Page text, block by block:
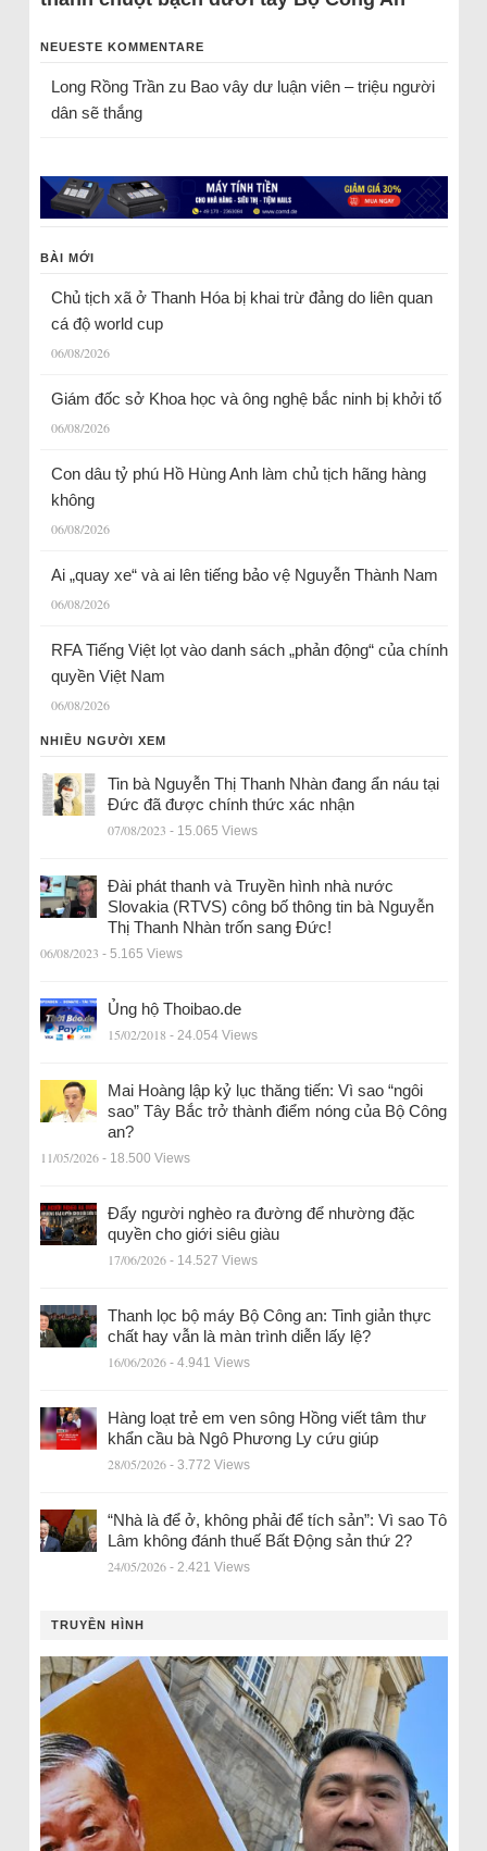
NEUESTE KOMMENTARE
Long Rồng Trầnzu Bao vây dư luận viên – triệu người
dân sẽ thắng
BÀI MỚI
Chủ tịch xã ở Thanh Hóa bị khai trừ đảng do liên quan
cá độ world cup
06/08/2026
Giám đốc sở Khoa học và ông nghệ bắc ninh bị khởi tố
06/08/2026
Con dâu tỷ phú Hồ Hùng Anh làm chủ tịch hãng hàng
không
06/08/2026
Ai „quay xe“ và ai lên tiếng bảo vệ Nguyễn Thành Nam
06/08/2026
RFA Tiếng Việt lọt vào danh sách „phản động“ của chính
quyền Việt Nam
06/08/2026
NHIỀU NGƯỜI XEM
Tin bà Nguyễn Thị Thanh Nhàn đang ẩn náu tại
Đức đã được chính thức xác nhận
07/08/2023 - 15.065 Views
Đài phát thanh và Truyền hình nhà nước
Slovakia (RTVS) công bố thông tin bà Nguyễn
Thị Thanh Nhàn trốn sang Đức!
06/08/2023 - 5.165 Views
Ủng hộ Thoibao.de
15/02/2018 - 24.054 Views
Mai Hoàng lập kỷ lục thăng tiến: Vì sao “ngôi
sao” Tây Bắc trở thành điểm nóng của Bộ Công
an?
11/05/2026 - 18.500 Views
Đẩy người nghèo ra đường để nhường đặc
quyền cho giới siêu giàu
17/06/2026 - 14.527 Views
Thanh lọc bộ máy Bộ Công an: Tinh giản thực
chất hay vẫn là màn trình diễn lấy lệ?
16/06/2026 - 4.941 Views
Hàng loạt trẻ em ven sông Hồng viết tâm thư
khẩn cầu bà Ngô Phương Ly cứu giúp
28/05/2026 - 3.772 Views
“Nhà là để ở, không phải để tích sản”: Vì sao Tô
Lâm không đánh thuế Bất Động sản thứ 2?
24/05/2026 - 2.421 Views
TRUYỀN HÌNH